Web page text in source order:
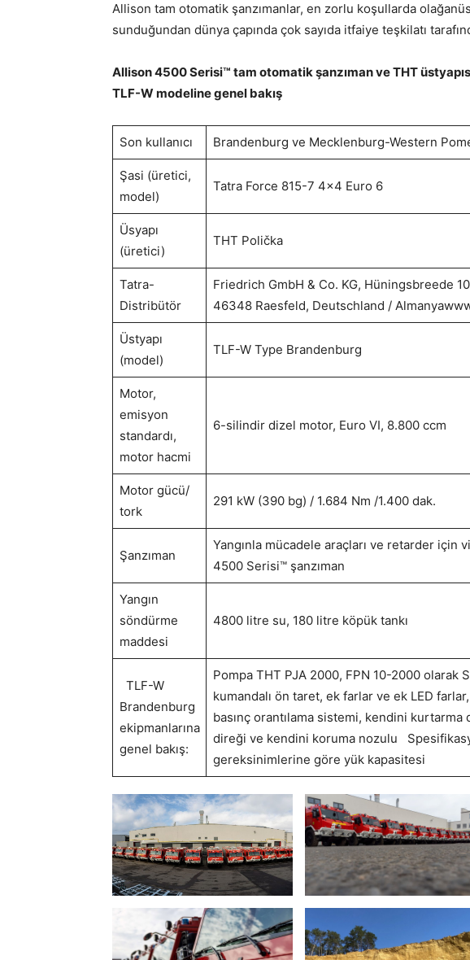
Allison tam otomatik şanzımanlar, en zorlu koşullarda
sunduğundan dünya çapında çok sayıda itfaiye teşkilatı
Allison 4500 Serisi™ tam otomatik şanzıman ve THT
TLF-W modeline genel bakış
Son kullanıcı Brandenburg ve Mecklenburg-Western
Şasi (üretici,
model)
Tatra Force 815-7 4×4 Euro 6
Üsyapı
(üretici)
THT Polička
Tatra-
Distribütör
Friedrich GmbH & Co. KG, Hüningsbreede
46348 Raesfeld, Deutschland /
Üstyapı
(model)
TLF-W Type Brandenburg
Motor,
emisyon
standardı,
motor hacmi
6-silindir dizel motor, Euro VI, 8.800 ccm
Motor gücü/
tork
291 kW (390 bg) / 1.684 Nm /1.400 dak.
Şanzıman
Yangınla mücadele araçları ve retarder
4500 Serisi™ şanzıman
Yangın
söndürme
maddesi
4800 litre su, 180 litre köpük tankı
TLF-W
Brandenburg
ekipmanlarına
genel bakış:
Pompa THT PJA 2000, FPN 10-2000 olarak
kumandalı ön taret, ek farlar ve ek LED
basınç orantılama sistemi, kendini kurtarma
direği ve kendini koruma nozulu
gereksinimlerine göre yük kapasitesi